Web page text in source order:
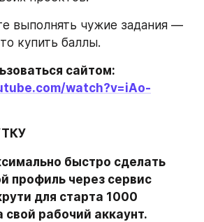
выполнять чужие задания —
купить баллы.
watch?v=iAo-
быстро сделать
профиль через сервис
для старта 1000
свой рабочий аккаунт.